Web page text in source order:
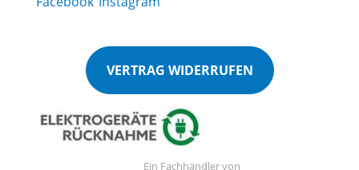
VERTRAG WIDERRUFEN
Ein Fachhändler von